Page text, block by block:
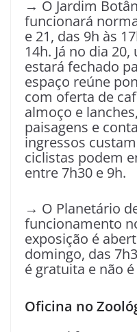
→ O Jardim
funcionará
e 21, das 9h às
14h. Já no dia
estará fechado
espaço reúne
com oferta de
almoço e
paisagens e
ingressos
ciclistas podem
entre 7h30 e 9h.
→ O Planetário
funcionamento
exposição é
domingo, das
é gratuita e não
Oficina no